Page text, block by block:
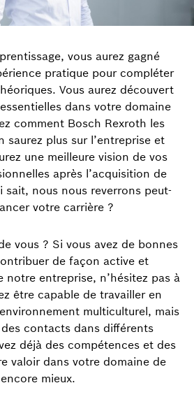
vous aurez gagné
pratique pour compléter
Vous aurez découvert
dans votre domaine
comment Bosch Rexroth les
saurez plus sur l’entreprise et
une meilleure vision de vos
après l’acquisition de
sait, nous nous reverrons peut-
votre carrière ?
vous ? Si vous avez de bonnes
de façon active et
notre entreprise, n’hésitez pas à
être capable de travailler en
multiculturel, mais
contacts dans différents
déjà des compétences et des
valoir dans votre domaine de
mieux.